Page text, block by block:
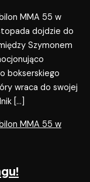
MMA 55 w
dojdzie do
Szymonem
bokserskiego
wraca do swojej
[…]
MMA 55 w